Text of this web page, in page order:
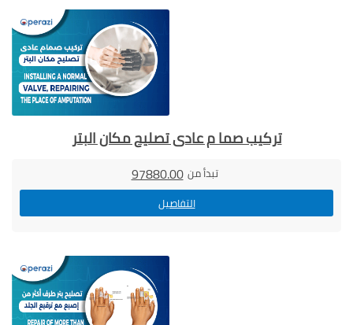
تركيب صما م عادى تصليح مكان البتر
تبدأ من 97880.00
التفاصيل